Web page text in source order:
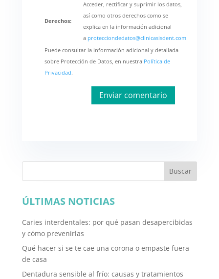
Derechos:
Acceder, rectificar y suprimir los datos,
así como otros derechos como se
explica en la información adicional
a protecciondedatos@clinicasisdent.com
Puede consultar la información adicional y detallada
sobre Protección de Datos, en nuestra Política de
Privacidad.
Buscar
ÚLTIMAS NOTICIAS
Caries interdentales: por qué pasan desapercibidas
y cómo prevenirlas
Qué hacer si se te cae una corona o empaste fuera
de casa
Dentadura sensible al frío: causas y tratamientos